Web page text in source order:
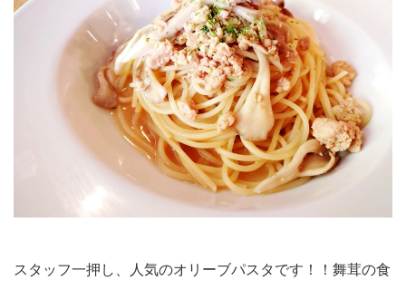
スタッフ一押し、人気のオリーブパスタです！！舞茸の食